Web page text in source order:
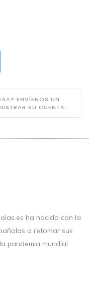
ENVÍENOS UN
SU CUENTA.
ha nacido con la
a retomar sus
pandemia mundial